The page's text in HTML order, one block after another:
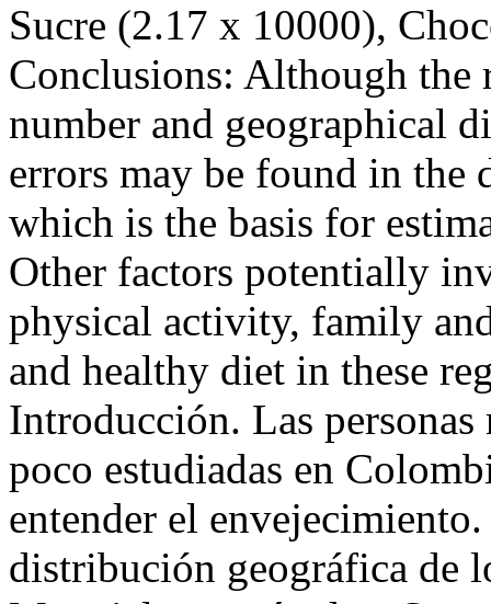
Sucre (2.17 x 10000),
Conclusions: Although the
number and geographical
errors may be found in the
which is the basis for
Other factors potentially
physical activity, family
and healthy diet in these
Introducción. Las personas
poco estudiadas en
entender el
distribución geográfica de